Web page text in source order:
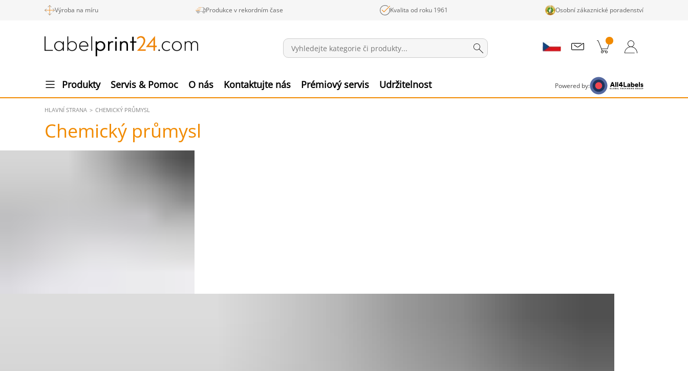
Výroba na míru Produkce v rekordním čase Kvalita od roku 1961 Osobní zákaznické poradenství
Produkty Servis & Pomoc O nás Kontaktujte nás Prémiový servis Udržitelnost Powered by:
HLAVNÍ STRANA CHEMICKÝ PRŮMYSL
Chemický průmysl